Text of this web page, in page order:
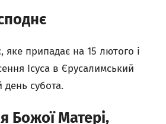
яке припадає на 15 лютого і
Ісуса в Єрусалимський
день субота.
Божої Матері,